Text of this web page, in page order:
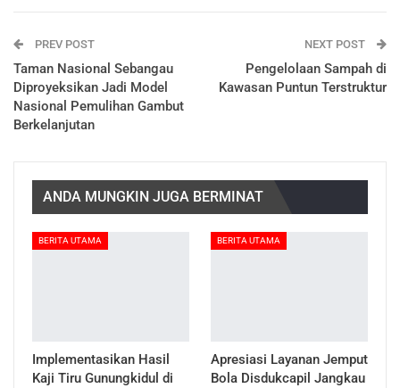
PREV POST
Taman Nasional Sebangau
Diproyeksikan Jadi Model
Nasional Pemulihan Gambut
Berkelanjutan
NEXT POST
Pengelolaan Sampah di
Kawasan Puntun Terstruktur
ANDA MUNGKIN JUGA BERMINAT
BERITA UTAMA
Implementasikan Hasil
Kaji Tiru Gunungkidul di
BERITA UTAMA
Apresiasi Layanan Jemput
Bola Disdukcapil Jangkau